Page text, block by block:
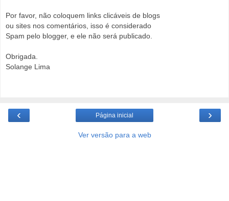
Por favor, não coloquem links clicáveis de blogs
ou sites nos comentários, isso é considerado
Spam pelo blogger, e ele não será publicado.
Obrigada.
Solange Lima
‹ ›
Página inicial
Ver versão para a web